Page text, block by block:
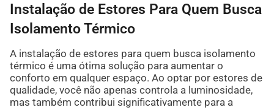
Instalação de Estores Para Quem Busca
Isolamento Térmico
A instalação de estores para quem busca isolamento
térmico é uma ótima solução para aumentar o
conforto em qualquer espaço. Ao optar por estores de
qualidade, você não apenas controla a luminosidade,
mas também contribui significativamente para a